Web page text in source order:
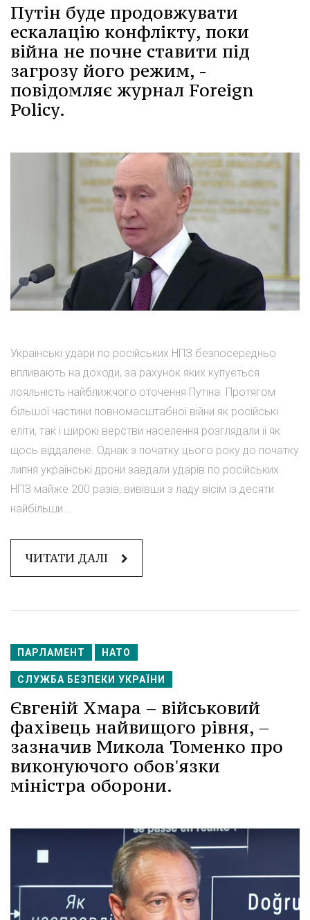
Путін буде продовжувати
ескалацію конфлікту, поки
війна не почне ставити під
загрозу його режим, -
повідомляє журнал Foreign
Policy.
Українські удари по російських НПЗ безпосередньо
впливають на доходи, за рахунок яких купується
лояльність найближчого оточення Путіна. Протягом
більшої частини повномасштабної війни як російські
еліти, так і широкі верстви населення розглядали її як
щось віддалене. Однак з початку цього року до початку
липня українські дрони завдали ударів по російських
НПЗ майже 200 разів, вивівши з ладу вісім із десяти
найбільши...
ЧИТАТИ ДАЛІ
ПАРЛАМЕНТ НАТО
СЛУЖБА БЕЗПЕКИ УКРАЇНИ
Євгеній Хмара – військовий
фахівець найвищого рівня, –
зазначив Микола Томенко про
виконуючого обов'язки
міністра оборони.